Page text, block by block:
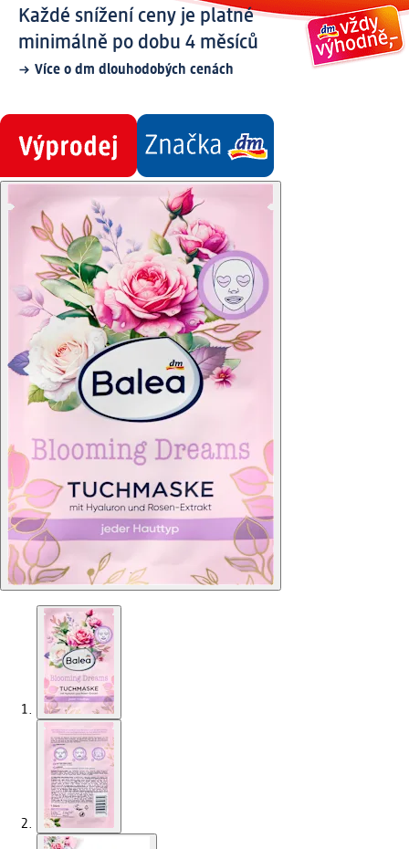
Každé snížení ceny je platné
minimálně po dobu 4 měsíců
Více o dm dlouhodobých cenách